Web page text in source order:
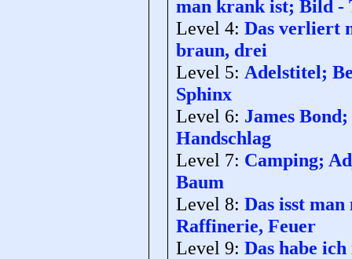
man krank ist; Bild -
Level 4: Das verliert
braun, drei
Level 5: Adelstitel;
Sphinx
Level 6: James
Handschlag
Level 7: Camping;
Baum
Level 8: Das isst
Raffinerie, Feuer
Level 9: Das habe